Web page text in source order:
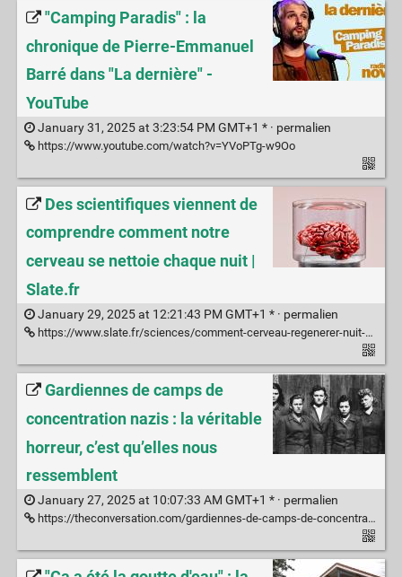
"Camping Paradis" : la
chronique de Pierre-Emmanuel
Barré dans "La dernière" -
YouTube
January 31, 2025 at 3:23:54 PM GMT+1 * · permalien
https://www.youtube.com/watch?v=YVoPTg-w9Oo
Des scientifiques viennent de
comprendre comment notre
cerveau se nettoie chaque nuit |
Slate.fr
January 29, 2025 at 12:21:43 PM GMT+1 * · permalien
https://www.slate.fr/sciences/comment-cerveau-regenerer-nuit-sommeil-nettoyage-dechet-souris-experience-scientifique
Gardiennes de camps de
concentration nazis : la véritable
horreur, c’est qu’elles nous
ressemblent
January 27, 2025 at 10:07:33 AM GMT+1 * · permalien
https://theconversation.com/gardiennes-de-camps-de-concentration-nazis-la-veritable-horreur-cest-quelles-nous-ressemblent-241289